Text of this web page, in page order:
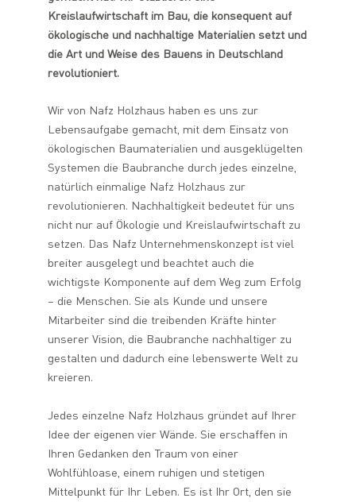
Kreislaufwirtschaft im Bau, die konsequent auf
ökologische und nachhaltige Materialien setzt und
die Art und Weise des Bauens in Deutschland
revolutioniert.
Wir von Nafz Holzhaus haben es uns zur
Lebensaufgabe gemacht, mit dem Einsatz von
ökologischen Baumaterialien und ausgeklügelten
Systemen die Baubranche durch jedes einzelne,
natürlich einmalige Nafz Holzhaus zur
revolutionieren. Nachhaltigkeit bedeutet für uns
nicht nur auf Ökologie und Kreislaufwirtschaft zu
setzen. Das Nafz Unternehmenskonzept ist viel
breiter ausgelegt und beachtet auch die
wichtigste Komponente auf dem Weg zum Erfolg
– die Menschen. Sie als Kunde und unsere
Mitarbeiter sind die treibenden Kräfte hinter
unserer Vision, die Baubranche nachhaltiger zu
gestalten und dadurch eine lebenswerte Welt zu
kreieren.
Jedes einzelne Nafz Holzhaus gründet auf Ihrer
Idee der eigenen vier Wände. Sie erschaffen in
Ihren Gedanken den Traum von einer
Wohlfühloase, einem ruhigen und stetigen
Mittelpunkt für Ihr Leben. Es ist Ihr Ort, den sie